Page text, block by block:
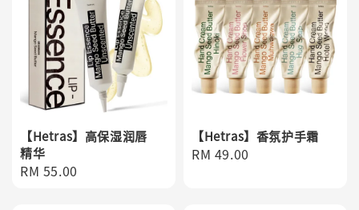
【Hetras】高保湿润唇
精华
Regular
RM 55.00
【Hetras】香氛护手霜
Regular
RM 49.00